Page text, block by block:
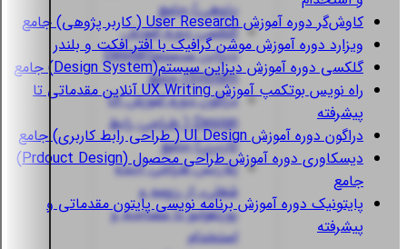
پژوهی) جامع
گلکسیدوره آموزش
دیزاین سیستم(Design
System) جامع
دراگون
دوره آموزش UI
Design ( طراحی رابط
کاربری) جامع
پُلاریسطراحی آینده
شغلی، از رزومه و
پورتفولیو تا مصاحبه و
استخدام
کاوش‌گردوره آموزش User Research ( کاربر پژوهی) جامع
ویزارددوره آموزش موشن گرافیک با افتر افکت و بلندر
گلکسیدوره آموزش دیزاین سیستم(Design System) جامع
راه نویس
بوتکمپ آموزش UX Writing آنلاین مقدماتی تا
پیشرفته
دراگوندوره آموزش UI Design ( طراحی رابط کاربری) جامع
دیسکاوری
دوره آموزش طراحی محصول (Prdouct Design)
جامع
پایتونیکدوره آموزش برنامه نویسی پایتون مقدماتی و
پیشرفته